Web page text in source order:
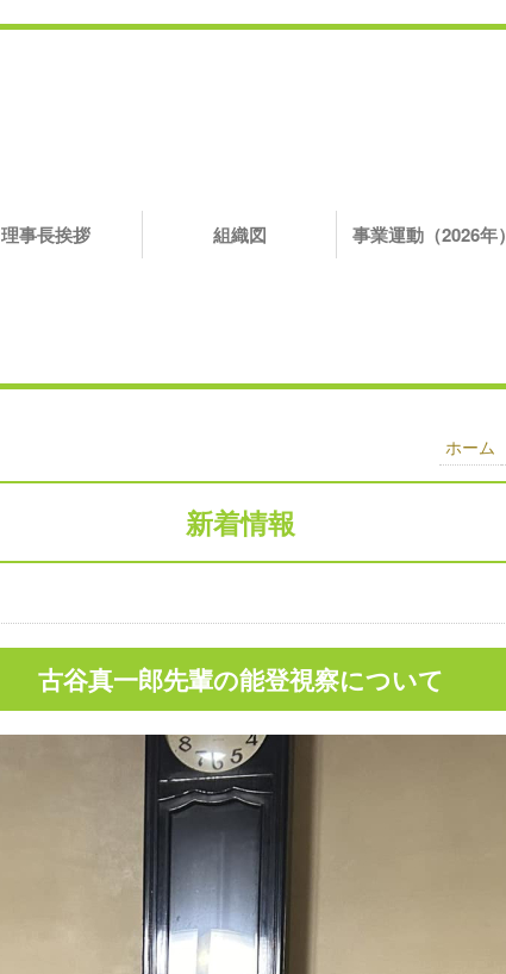
理事長挨拶 組織図 事業運動（2026年）
ホーム
新着情報
古谷真一郎先輩の能登視察について